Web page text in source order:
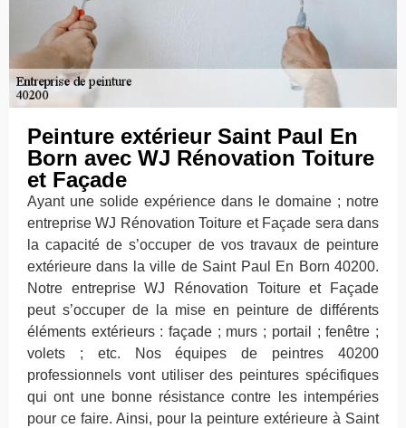
Peinture extérieur Saint Paul En
Born avec WJ Rénovation Toiture
et Façade
Ayant une solide expérience dans le domaine ; notre
entreprise WJ Rénovation Toiture et Façade sera dans
la capacité de s’occuper de vos travaux de peinture
extérieure dans la ville de Saint Paul En Born 40200.
Notre entreprise WJ Rénovation Toiture et Façade
peut s’occuper de la mise en peinture de différents
éléments extérieurs : façade ; murs ; portail ; fenêtre ;
volets ; etc. Nos équipes de peintres 40200
professionnels vont utiliser des peintures spécifiques
qui ont une bonne résistance contre les intempéries
pour ce faire. Ainsi, pour la peinture extérieure à Saint